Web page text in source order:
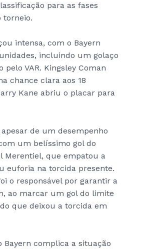
para as fases
torneio.
intensa, com o Bayern
incluindo um golaço
pelo VAR. Kingsley Coman
chance clara aos 18
Kane abriu o placar para
de um desempenho
um belíssimo gol do
Merentiel, que empatou a
euforia na torcida presente.
o responsável por garantir a
ao marcar um gol do limite
que deixou a torcida em
Bayern complica a situação